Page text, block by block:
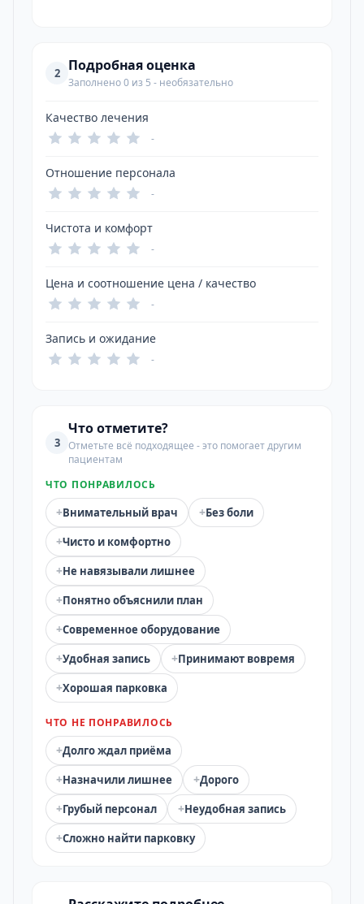
2 Подробная оценка
Заполнено 0 из 5 - необязательно
Качество лечения
-
Отношение персонала
-
Чистота и комфорт
-
Цена и соотношение цена / качество
-
Запись и ожидание
-
3
Что отметите?
Отметьте всё подходящее - это помогает другим
пациентам
ЧТО ПОНРАВИЛОСЬ
+Внимательный врач +Без боли
+Чисто и комфортно
+Не навязывали лишнее
+Понятно объяснили план
+Современное оборудование
+Удобная запись +Принимают вовремя
+Хорошая парковка
ЧТО НЕ ПОНРАВИЛОСЬ
+Долго ждал приёма
+Назначили лишнее +Дорого
+Грубый персонал +Неудобная запись
+Сложно найти парковку